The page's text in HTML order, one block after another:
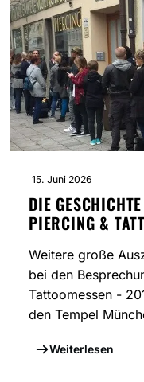
15. Juni 2026
DIE
PIERCING &
Weitere große
bei den
Tattoomessen -
den Tempel
Weiterlesen